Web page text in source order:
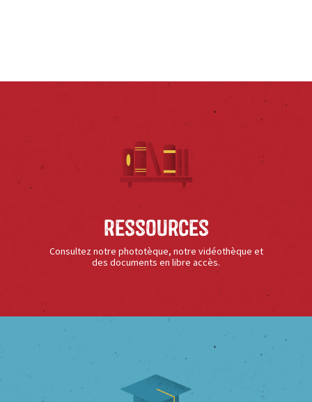
Ressources
Consultez notre phototèque, notre vidéothèque et
des documents en libre accès.